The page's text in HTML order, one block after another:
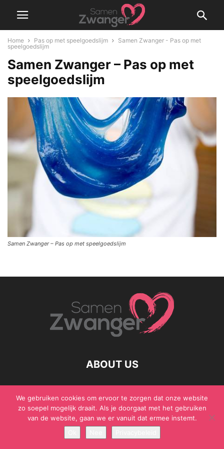
Home Pas op met speelgoedslijm
Samen Zwanger - Pas op met
speelgoedslijm
Samen Zwanger – Pas op met
speelgoedslijm
Samen Zwanger – Pas op met speelgoedslijm
ABOUT US
© Samen Zwanger - Copyright - Gericht Media 2017 - 2021
We gebruiken cookies om ervoor te zorgen dat onze website
zo soepel mogelijk draait. Als je doorgaat met het gebruiken
van de website, gaan we er vanuit dat ermee instemt.